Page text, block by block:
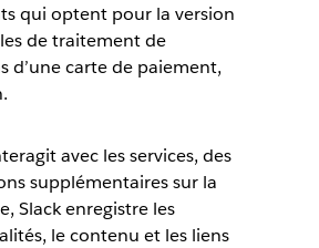
qui optent pour la version
de traitement de
d’une carte de paiement,
avec les services, des
supplémentaires sur la
Slack enregistre les
le contenu et les liens